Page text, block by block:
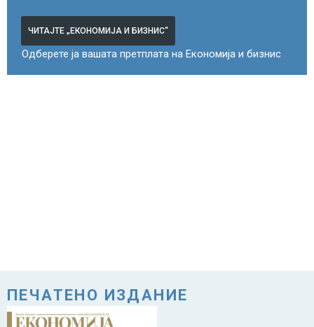
ЧИТАЈТЕ „ЕКОНОМИЈА И БИЗНИС“
Одберете ја вашата претплата на Економија и бизнис
ПЕЧАТЕНО ИЗДАНИЕ